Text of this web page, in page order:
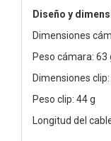
Diseño y
Dimensiones
Peso cámara: 63
Dimensiones
Peso clip: 44 g
Longitud del